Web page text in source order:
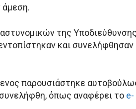
άμεση.
της Υποδιεύθυνσης
και συνελήφθησαν
παρουσιάστηκε
όπως αναφέρει το e-